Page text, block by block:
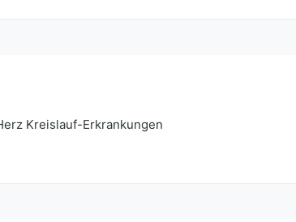
Kreislauf-Erkrankungen